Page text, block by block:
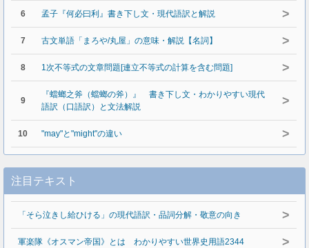
6 孟子『何必曰利』書き下し文・現代語訳と解説 >
7 古文単語「まろや/丸屋」の意味・解説【名詞】 >
8 1次不等式の文章問題[連立不等式の計算を含む問題] >
9
『蟷螂之斧（蟷螂の斧）』 書き下し文・わかりやすい現代
語訳（口語訳）と文法解説
>
10 "may"と"might"の違い >
注目テキスト
「そら泣きし給ひける」の現代語訳・品詞分解・敬意の向き >
軍楽隊《オスマン帝国》とは わかりやすい世界史用語2344 >